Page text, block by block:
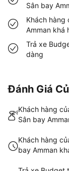
Sân bay
Khách hàng
Amman khá
Trả xe
dàng
Đánh Giá
Khách hàng
Sân bay
Khách hàng
bay Amman